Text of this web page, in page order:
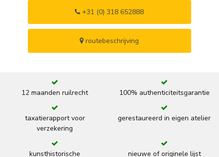
+31 (0) 318 652888
routebeschrijving
12 maanden ruilrecht 100% authenticiteitsgarantie
taxatierapport voor
verzekering
gerestaureerd in eigen atelier
kunsthistorische
nieuwe of originele lijst